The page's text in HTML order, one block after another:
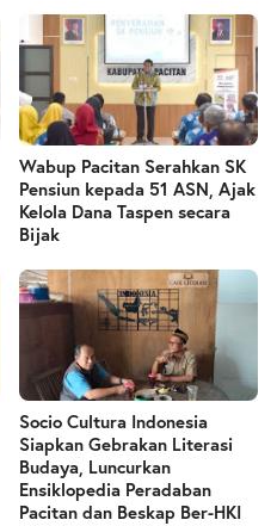
Wabup Pacitan Serahkan SK
Pensiun kepada 51 ASN, Ajak
Kelola Dana Taspen secara
Bijak
Socio Cultura Indonesia
Siapkan Gebrakan Literasi
Budaya, Luncurkan
Ensiklopedia Peradaban
Pacitan dan Beskap Ber-HKI